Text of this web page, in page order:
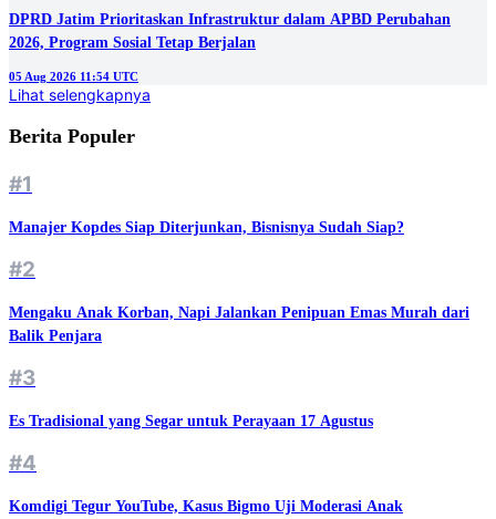
DPRD Jatim Prioritaskan Infrastruktur dalam APBD Perubahan
2026, Program Sosial Tetap Berjalan
05 Aug 2026 11:54 UTC
Lihat selengkapnya
Berita Populer
#1
Manajer Kopdes Siap Diterjunkan, Bisnisnya Sudah Siap?
#2
Mengaku Anak Korban, Napi Jalankan Penipuan Emas Murah dari
Balik Penjara
#3
Es Tradisional yang Segar untuk Perayaan 17 Agustus
#4
Komdigi Tegur YouTube, Kasus Bigmo Uji Moderasi Anak